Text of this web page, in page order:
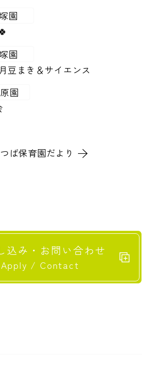
園
園
豆まき＆サイエンス
園
ば保育園だより
込み・お問い合わせ
Apply / Contact